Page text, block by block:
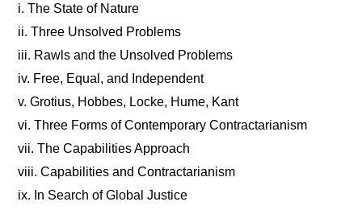
i. The State of Nature
ii. Three Unsolved Problems
iii. Rawls and the Unsolved Problems
iv. Free, Equal, and Independent
v. Grotius, Hobbes, Locke, Hume, Kant
vi. Three Forms of Contemporary Contractarianism
vii. The Capabilities Approach
viii. Capabilities and Contractarianism
ix. In Search of Global Justice